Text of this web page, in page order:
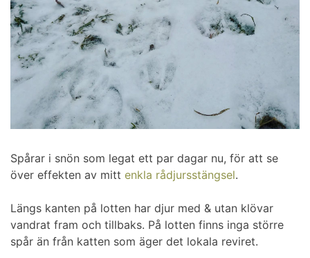
Spårar i snön som legat ett par dagar nu, för att se
över effekten av mitt enkla rådjursstängsel.
Längs kanten på lotten har djur med & utan klövar
vandrat fram och tillbaks. På lotten finns inga större
spår än från katten som äger det lokala reviret.